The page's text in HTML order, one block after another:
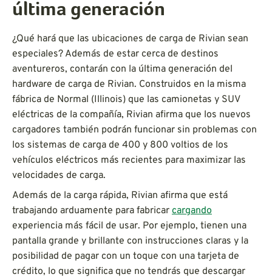
última generación
¿Qué hará que las ubicaciones de carga de Rivian sean
especiales? Además de estar cerca de destinos
aventureros, contarán con la última generación del
hardware de carga de Rivian. Construidos en la misma
fábrica de Normal (Illinois) que las camionetas y SUV
eléctricas de la compañía, Rivian afirma que los nuevos
cargadores también podrán funcionar sin problemas con
los sistemas de carga de 400 y 800 voltios de los
vehículos eléctricos más recientes para maximizar las
velocidades de carga.
Además de la carga rápida, Rivian afirma que está
trabajando arduamente para fabricar cargando
experiencia más fácil de usar. Por ejemplo, tienen una
pantalla grande y brillante con instrucciones claras y la
posibilidad de pagar con un toque con una tarjeta de
crédito, lo que significa que no tendrás que descargar